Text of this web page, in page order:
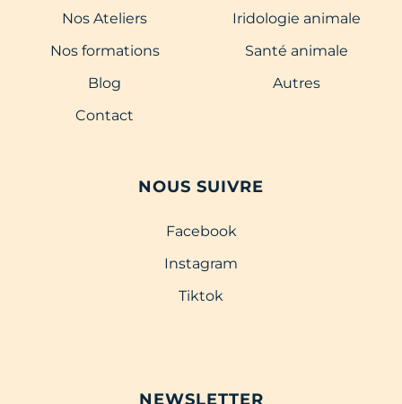
Nos Ateliers
Nos formations
Blog
Contact
Iridologie animale
Santé animale
Autres
NOUS SUIVRE
Facebook
Instagram
Tiktok
NEWSLETTER